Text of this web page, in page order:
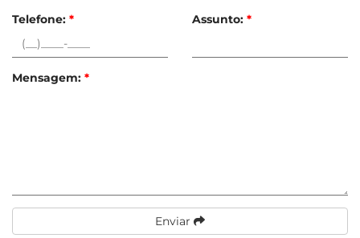
Telefone: * Assunto: *
Mensagem: *
Enviar